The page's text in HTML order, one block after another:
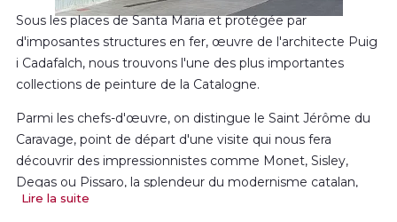
Sous les places de Santa Maria et protégée par
d'imposantes structures en fer, œuvre de l'architecte Puig
i Cadafalch, nous trouvons l'une des plus importantes
collections de peinture de la Catalogne.
Parmi les chefs-d'œuvre, on distingue le Saint Jérôme du
Caravage, point de départ d'une visite qui nous fera
découvrir des impressionnistes comme Monet, Sisley,
Degas ou Pissaro, la splendeur du modernisme catalan,
avec Casas et Rusiñol, ou les générations du début du XXE
Lire la suite